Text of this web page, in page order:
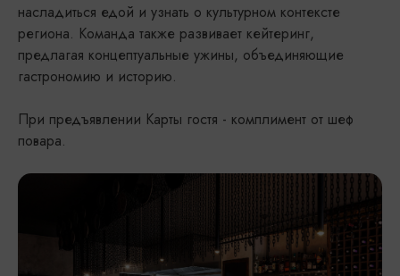
насладиться едой и узнать о культурном контексте
региона. Команда также развивает кейтеринг,
предлагая концептуальные ужины, объединяющие
гастрономию и историю.
При предъявлении Карты гостя - комплимент от шеф
повара.